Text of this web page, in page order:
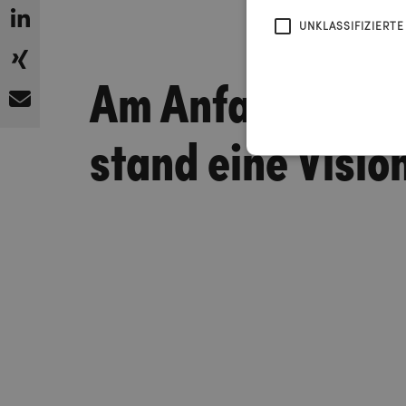
Am Anfang
stand eine
UNKLASSIFIZIERTE